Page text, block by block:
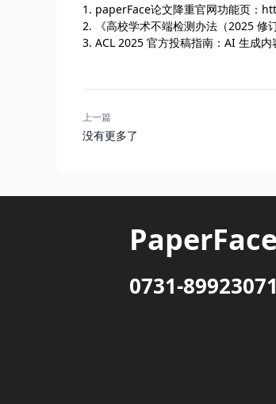
1. paperFace论文降重官网功能页：
2. 《高校学术不端检测办法（2025 修
3. ACL 2025 官方投稿指南：AI 生成
上一篇
没有更多了
PaperFace
0731-89923071